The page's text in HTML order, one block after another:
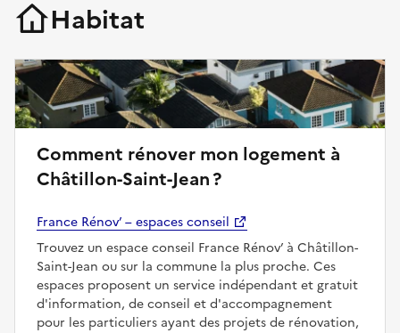
Habitat
Comment rénover mon logement à
Châtillon-Saint-Jean ?
France Rénov’ – espaces conseil
Trouvez un espace conseil France Rénov’ à Châtillon-
Saint-Jean ou sur la commune la plus proche. Ces
espaces proposent un service indépendant et gratuit
d'information, de conseil et d'accompagnement
pour les particuliers ayant des projets de rénovation,